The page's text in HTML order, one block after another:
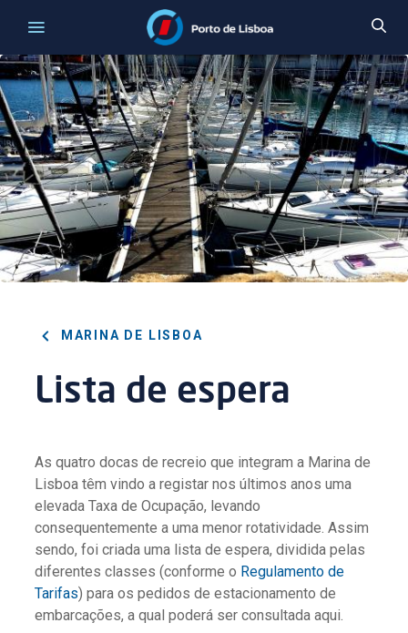
MARINA DE LISBOA
Lista de espera
As quatro docas de recreio que integram a Marina de
Lisboa têm vindo a registar nos últimos anos uma
elevada Taxa de Ocupação, levando
consequentemente a uma menor rotatividade. Assim
sendo, foi criada uma lista de espera, dividida pelas
diferentes classes (conforme o Regulamento de
Tarifas) para os pedidos de estacionamento de
embarcações, a qual poderá ser consultada aqui.